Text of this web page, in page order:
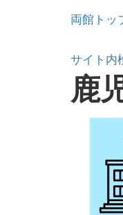
両館トッ
サイト内
鹿